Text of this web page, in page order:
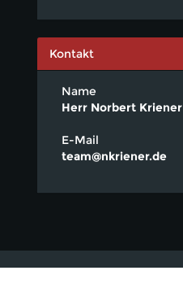
Kontakt
Name
Herr Norbert Kriener
E-Mail
team@nkriener.de